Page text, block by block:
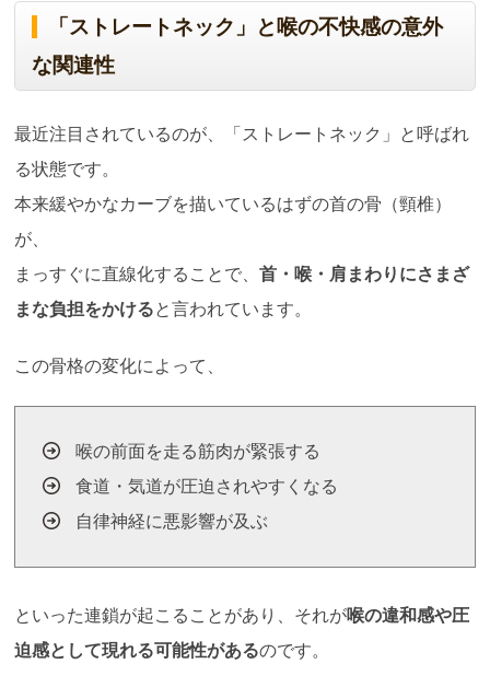
「ストレートネック」と喉の不快感の意外
な関連性
最近注目されているのが、「ストレートネック」と呼ばれ
る状態です。
本来緩やかなカーブを描いているはずの首の骨（頸椎）
が、
まっすぐに直線化することで、首・喉・肩まわりにさまざ
まな負担をかけると言われています。
この骨格の変化によって、
喉の前面を走る筋肉が緊張する
食道・気道が圧迫されやすくなる
自律神経に悪影響が及ぶ
といった連鎖が起こることがあり、それが喉の違和感や圧
迫感として現れる可能性があるのです。